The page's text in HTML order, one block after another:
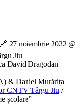
🔗 27 noiembrie 2022 @
Jiu
David Dragodan
& Daniel Murărița
CNTV Târgu Jiu /
școlare”